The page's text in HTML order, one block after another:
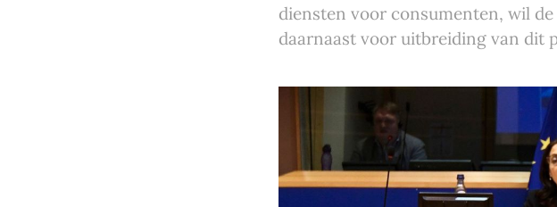
diensten voor consumenten, wil
daarnaast voor uitbreiding van dit